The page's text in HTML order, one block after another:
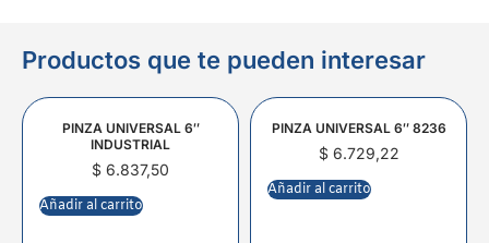
Productos que te pueden interesar
PINZA UNIVERSAL 6″
INDUSTRIAL
$ 6.837,50
Añadir al carrito
PINZA UNIVERSAL 6″ 8236
$6.729,22
Añadir al carrito